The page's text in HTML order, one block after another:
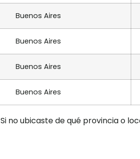
Buenos Aires
Buenos Aires
Buenos Aires
Buenos Aires
Si no ubicaste de qué provincia o